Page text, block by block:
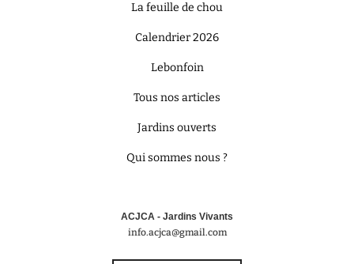
La feuille de chou
Calendrier 2026
Lebonfoin
Tous nos articles
Jardins ouverts
Qui sommes nous ?
ACJCA - Jardins Vivants
info.acjca@gmail.com